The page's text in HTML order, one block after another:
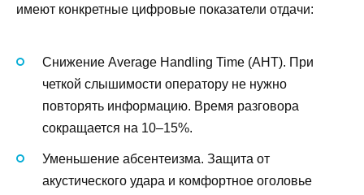
имеют конкретные цифровые показатели отдачи:
Снижение Average Handling Time (AHT). При
четкой слышимости оператору не нужно
повторять информацию. Время разговора
сокращается на 10–15%.
Уменьшение абсентеизма. Защита от
акустического удара и комфортное оголовье